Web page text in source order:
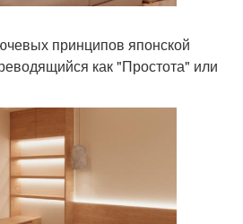
принципов японской
как "Простота" или